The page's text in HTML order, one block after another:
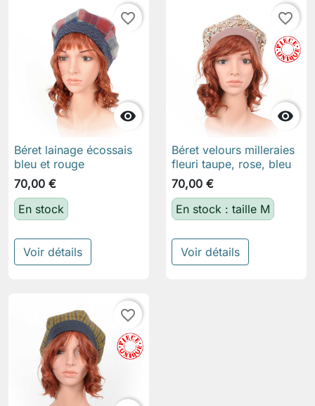

favorite_border
Béret lainage écossais
bleu et rouge
70,00 €
En stock
Voir détails

favorite_border
Béret velours milleraies
fleuri taupe, rose, bleu
70,00 €
En stock : taille M
Voir détails
favorite_border